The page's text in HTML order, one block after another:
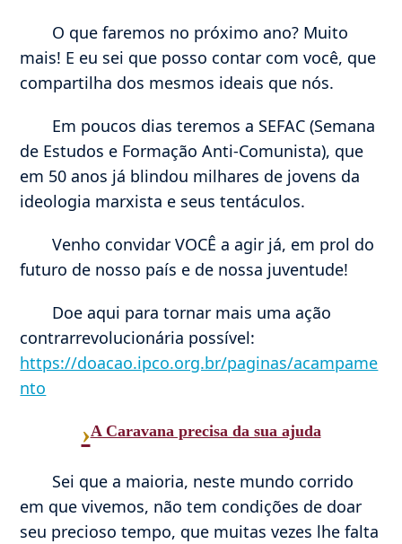
O que faremos no próximo ano? Muito
mais! E eu sei que posso contar com você, que
compartilha dos mesmos ideais que nós.
Em poucos dias teremos a SEFAC (Semana
de Estudos e Formação Anti-Comunista), que
em 50 anos já blindou milhares de jovens da
ideologia marxista e seus tentáculos.
Venho convidar VOCÊ a agir já, em prol do
futuro de nosso país e de nossa juventude!
Doe aqui para tornar mais uma ação
contrarrevolucionária possível:
https://doacao.ipco.org.br/paginas/acampame
nto
›A Caravana precisa da sua ajuda
Sei que a maioria, neste mundo corrido
em que vivemos, não tem condições de doar
seu precioso tempo, que muitas vezes lhe falta